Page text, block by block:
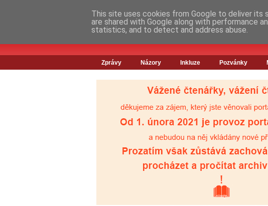
Zprávy Názory Inkluze Pozvánky
This site uses cookies from Google to deliver its
are shared with Google along with performance
statistics, and to detect and address abuse.